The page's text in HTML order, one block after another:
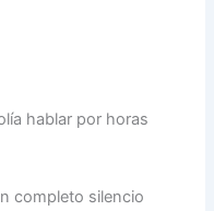
hablar por horas
completo silencio